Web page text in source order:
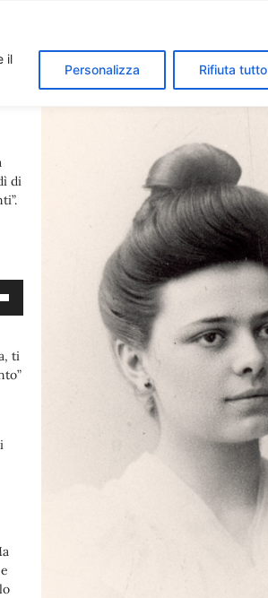
il
Personalizza Rifiuta tutto
di
ti